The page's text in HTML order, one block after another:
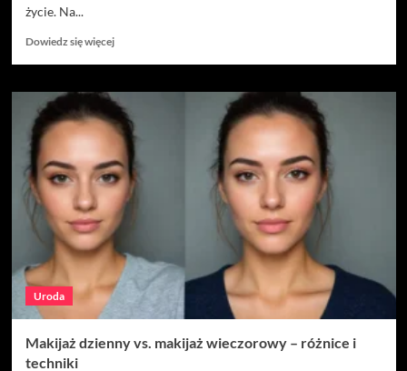
życie. Na...
Dowiedz się więcejDowiedz
o
Poradnik
kupującego:
jak
wybrać
pierwszy
samochód?
Uroda
Makijaż dzienny vs. makijaż wieczorowy – różnice i
techniki